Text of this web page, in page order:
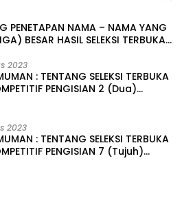
PENETAPAN NAMA – NAMA YANG
BESAR HASIL SELEKSI TERBUKA
DAERAH KABUPATEN KONAWE
2023
: TENTANG SELEKSI TERBUKA
PENGISIAN 2 (Dua)
KONAWE
2023
: TENTANG SELEKSI TERBUKA
PENGISIAN 7 (Tujuh)